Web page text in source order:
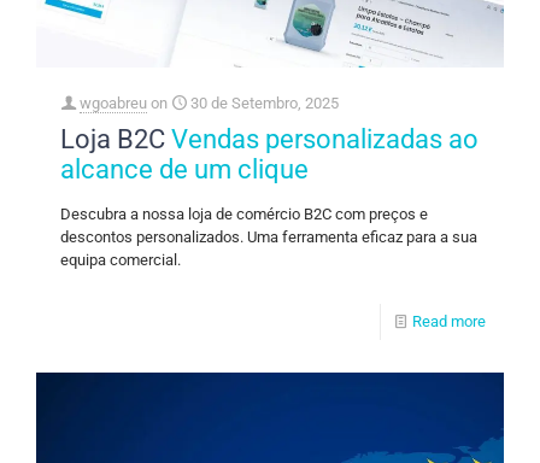
wgoabreu on 30 de Setembro, 2025
Loja B2C Vendas personalizadas ao
alcance de um clique
Descubra a nossa loja de comércio B2C com preços e
descontos personalizados. Uma ferramenta eficaz para a sua
equipa comercial.
Read more